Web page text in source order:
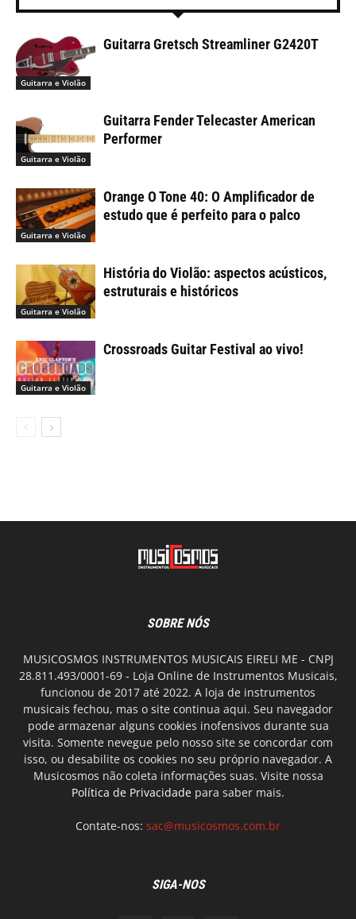
Guitarra e Violão
Guitarra Gretsch Streamliner G2420T
Guitarra e Violão
Guitarra Fender Telecaster American
Performer
Guitarra e Violão
Orange O Tone 40: O Amplificador de
estudo que é perfeito para o palco
Guitarra e Violão
História do Violão: aspectos acústicos,
estruturais e históricos
Guitarra e Violão
Crossroads Guitar Festival ao vivo!
SOBRE NÓS
MUSICOSMOS INSTRUMENTOS MUSICAIS EIRELI ME - CNPJ
28.811.493/0001-69 - Loja Online de Instrumentos Musicais,
funcionou de 2017 até 2022. A loja de instrumentos
musicais fechou, mas o site continua aqui. Seu navegador
pode armazenar alguns cookies inofensivos durante sua
visita. Somente nevegue pelo nosso site se concordar com
isso, ou desabilite os cookies no seu próprio navegador. A
Musicosmos não coleta informações suas. Visite nossa
Política de Privacidade para saber mais.
Contate-nos: sac@musicosmos.com.br
SIGA-NOS